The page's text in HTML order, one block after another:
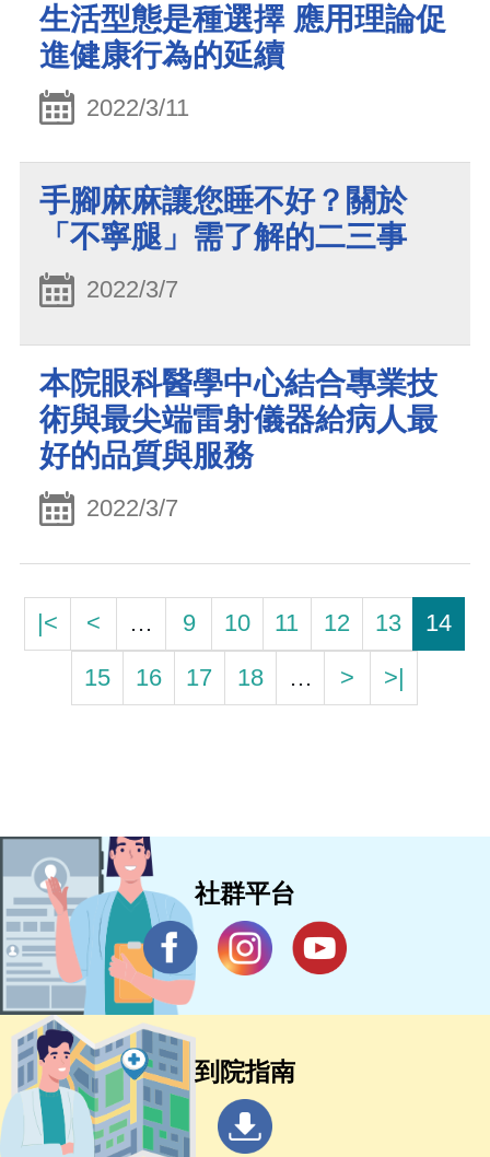
生活型態是種選擇 應用理論促
進健康行為的延續
2022/3/11
手腳麻麻讓您睡不好？關於
「不寧腿」需了解的二三事
2022/3/7
本院眼科醫學中心結合專業技
術與最尖端雷射儀器給病人最
好的品質與服務
2022/3/7
|< < … 9 10 11 12 13
14
15
16 17 18 … > >|
社群平台
到院指南